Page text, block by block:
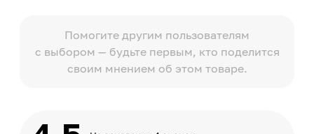
Помогите другим пользователям
с выбором — будьте первым, кто поделится
своим мнением об этом товаре.